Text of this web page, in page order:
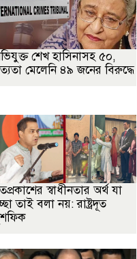
শেখ হাসিনাসহ ৫০,
মেলেনি ৪৯ জনের বিরুদ্ধে
স্বাধীনতার অর্থ যা
তাই বলা নয়: রাষ্ট্রদূত